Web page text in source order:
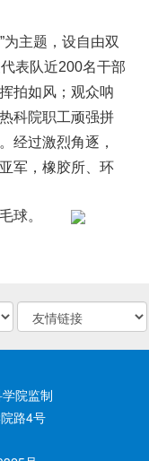
为主题，设自由双
表队近200名干部
拍如风；观众呐
科院职工顽强拼
经过激烈角逐，
军，橡胶所、环
。
球
院监制
路4号